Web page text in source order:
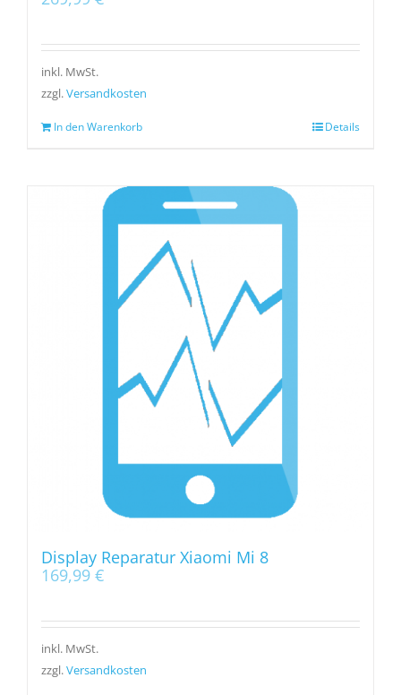
inkl. MwSt.
zzgl.Versandkosten
In den Warenkorb Details
Display Reparatur Xiaomi Mi 8
169,99 €
inkl. MwSt.
zzgl.Versandkosten